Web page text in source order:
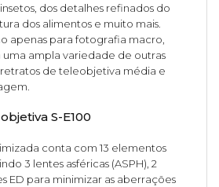
dos detalhes refinados do
dos alimentos e muito mais.
apenas para fotografia macro,
ampla variedade de outras
de teleobjetiva média e
S-E100
conta com 13 elementos
3 lentes asféricas (ASPH), 2
ED para minimizar as aberrações